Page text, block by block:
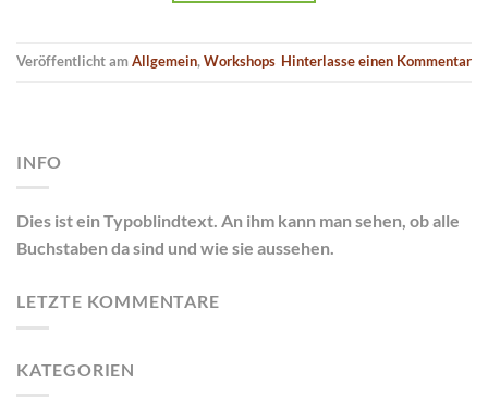
Veröffentlicht amAllgemein, Workshops Hinterlasse einen Kommentar
INFO
Dies ist ein Typoblindtext. An ihm kann man sehen, ob alle
Buchstaben da sind und wie sie aussehen.
LETZTE KOMMENTARE
KATEGORIEN